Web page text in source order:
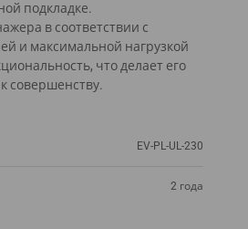
подкладке.
в соответствии с
и максимальной нагрузкой
что делает его
совершенству.
EV-PL-UL-230
2 года